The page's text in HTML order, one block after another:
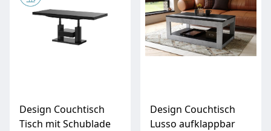
Design Couchtisch
Tisch mit Schublade
Design Couchtisch
Lusso aufklappbar